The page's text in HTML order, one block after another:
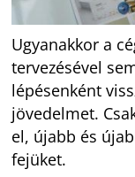
Ugyanakkor a
tervezésével
lépésenként
jövedelmet.
el, újabb és
fejüket.